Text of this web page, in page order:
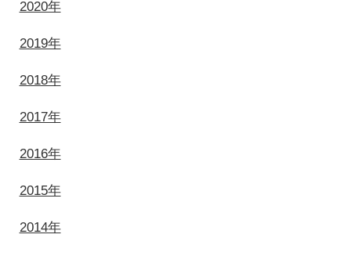
2020年
2019年
2018年
2017年
2016年
2015年
2014年